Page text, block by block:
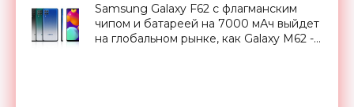
Samsung Galaxy F62 с флагманским
чипом и батареей на 7000 мАч выйдет
на глобальном рынке, как Galaxy M62 -